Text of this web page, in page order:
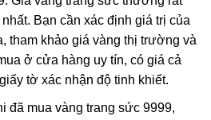
Bạn cần xác định giá trị của
tham khảo giá vàng thị trường và
ở cửa hàng uy tín, có giá cả
tờ xác nhận độ tinh khiết.
đã mua vàng trang sức 9999,